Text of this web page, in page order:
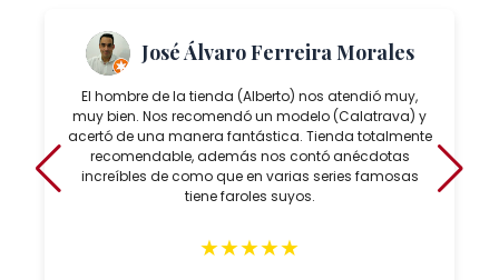
José Álvaro Ferreira Morales
El hombre de la tienda (Alberto) nos atendió muy,
muy bien. Nos recomendó un modelo (Calatrava) y
acertó de una manera fantástica. Tienda totalmente
recomendable, además nos contó anécdotas
increíbles de como que en varias series famosas
tiene faroles suyos.
★★★★★